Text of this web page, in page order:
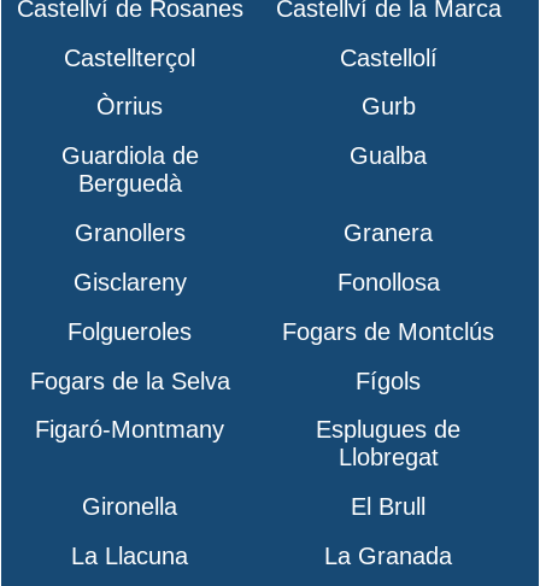
Castellví de Rosanes
Castellví de la Marca
Castellterçol
Castellolí
Òrrius
Gurb
Guardiola de
Berguedà
Gualba
Granollers
Granera
Gisclareny
Fonollosa
Folgueroles
Fogars de Montclús
Fogars de la Selva
Fígols
Figaró-Montmany
Esplugues de
Llobregat
Gironella
El Brull
La Llacuna
La Granada